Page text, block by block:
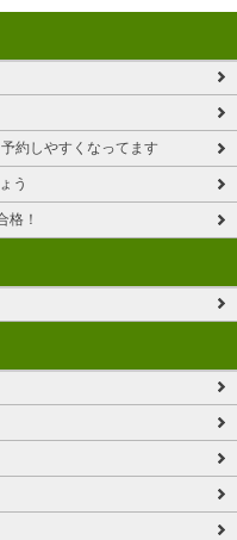
約しやすくなってます
う
格！